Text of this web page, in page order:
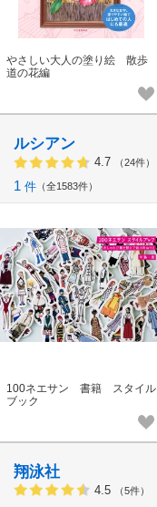
やさしい大人の塗り絵 散歩
道の花編
ルシアン
4.7 （24件）
1 件 全1583件
100ネエサン 書籍 スタイル
ブック
翔泳社
4.5 （5件）